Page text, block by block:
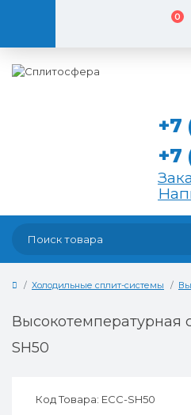
0
+7
+7
Холодильные сплит-системы
Высокотемпературная
SH50
Код Товара: ЕСС-SH50